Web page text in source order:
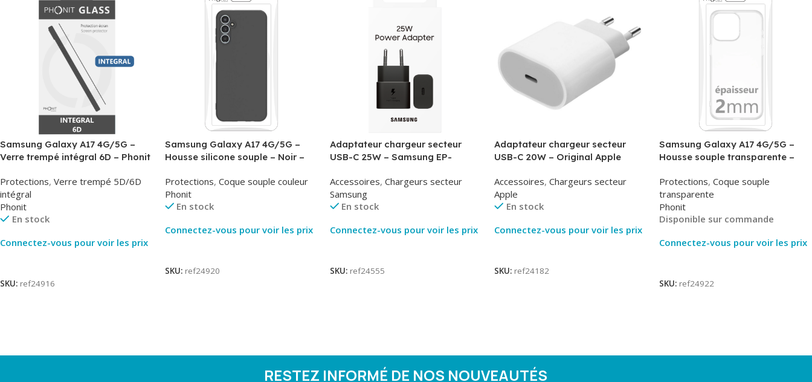
Samsung Galaxy A17 4G/5G –
Verre trempé intégral 6D – Phonit
Protections, Verre trempé 5D/6D
intégral
Phonit
En stock
Connectez-vous pour voir les prix
SKU: ref24916
Samsung Galaxy A17 4G/5G –
Housse silicone souple – Noir –
Protections, Coque souple couleur
Phonit
En stock
Connectez-vous pour voir les prix
SKU: ref24920
Adaptateur chargeur secteur
USB-C 25W – Samsung EP-
Original
Accessoires, Chargeurs secteur
Samsung
En stock
Connectez-vous pour voir les prix
SKU: ref24555
Adaptateur chargeur secteur
USB-C 20W – Original Apple
Accessoires, Chargeurs secteur
Apple
En stock
Connectez-vous pour voir les prix
SKU: ref24182
Samsung Galaxy A17 4G/5G –
Housse souple transparente –
Protections, Coque souple
transparente
Phonit
Disponible sur commande
Connectez-vous pour voir les prix
SKU: ref24922
RESTEZ INFORMÉ DE NOS NOUVEAUTÉS